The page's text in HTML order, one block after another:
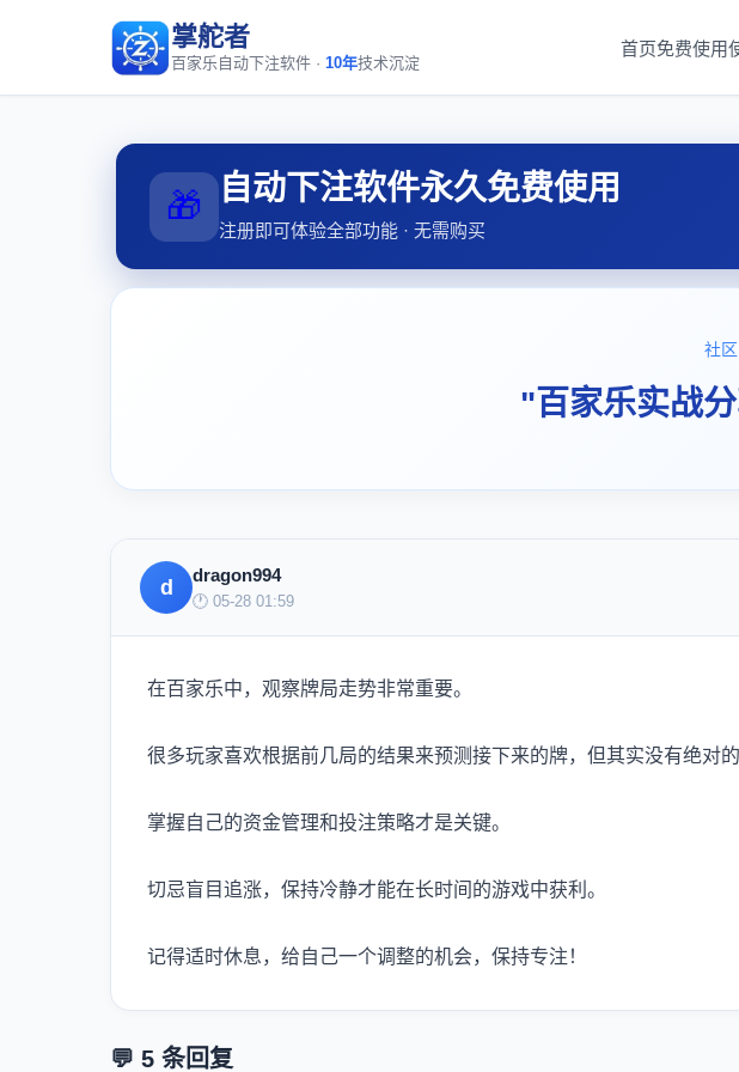
掌舵者
百家乐自动下注软件 · 10年技术沉淀
首页免费使用
🎁 自动下注软件永久免费使用
注册即可体验全部功能 · 无需购买
社区
"百家乐实战
d
dragon994
🕐 05-28 01:59
在百家乐中，观察牌局走势非常重要。
很多玩家喜欢根据前几局的结果来预测接下来的牌，但其实没有绝对的
掌握自己的资金管理和投注策略才是关键。
切忌盲目追涨，保持冷静才能在长时间的游戏中获利。
记得适时休息，给自己一个调整的机会，保持专注！
💬 5 条回复